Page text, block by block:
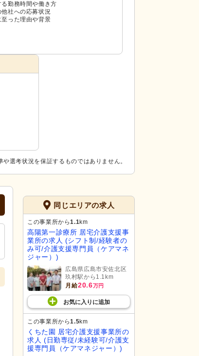
る勤務時間や働き方
他社への応募状況
至った理由や背景
選考状況を保証するものではありません。
同じエリアの求人
この事業所から1.1km
高陽第一診療所 居宅介護支援事
業所の求人 (シフト制/経験者の
み可/介護支援専門員（ケアマネ
ジャー）)
広島県広島市安佐北区
玖村駅から1.1km
月給20.6万円
お気に入り に追加
この事業所から1.5km
くちた園 居宅介護支援事業所の
求人 (日勤専従/未経験可/介護支
援専門員（ケアマネジャー）)